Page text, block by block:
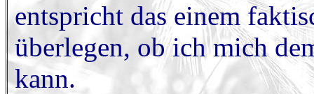
entspricht das einem
überlegen, ob ich mich
kann.